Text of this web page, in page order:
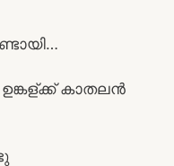
കാതലൻ